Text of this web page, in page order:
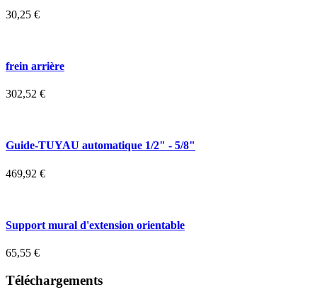
30,25 €
frein arrière
302,52 €
Guide-TUYAU automatique 1/2" - 5/8"
469,92 €
Support mural d'extension orientable
65,55 €
Téléchargements